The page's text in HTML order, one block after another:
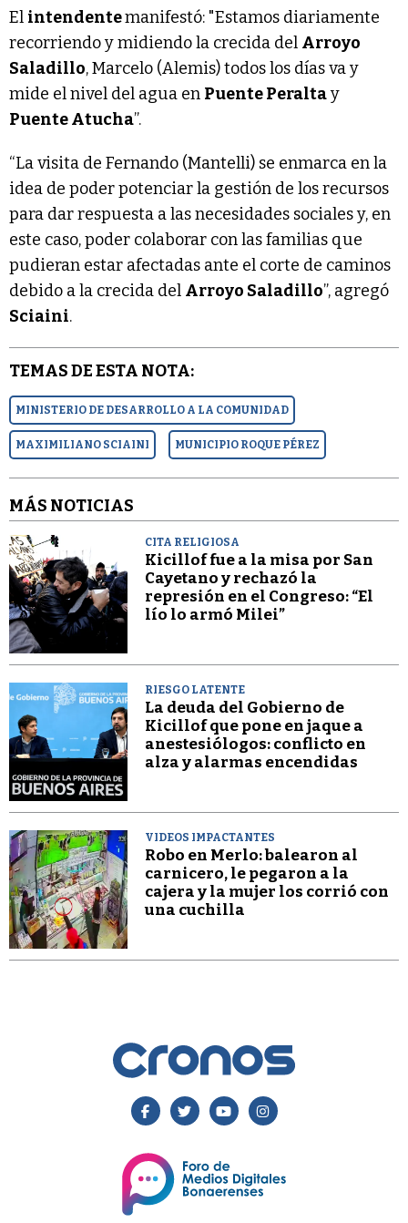
El intendentemanifestó: "Estamos diariamente
recorriendo y midiendo la crecida del Arroyo
Saladillo, Marcelo (Alemis) todos los días va y
mide el nivel del agua en Puente Peraltay
Puente Atucha”.
“La visita de Fernando (Mantelli) se enmarca en la
idea de poder potenciar la gestión de los recursos
para dar respuesta a las necesidades sociales y, en
este caso, poder colaborar con las familias que
pudieran estar afectadas ante el corte de caminos
debido a la crecida del Arroyo Saladillo”, agregó
Sciaini.
TEMAS DE ESTA NOTA:
MINISTERIO DE DESARROLLO A LA COMUNIDAD
MAXIMILIANO SCIAINI MUNICIPIO ROQUE PÉREZ
MÁS NOTICIAS
CITA RELIGIOSA
Kicillof fue a la misa por San
Cayetano y rechazó la
represión en el Congreso: “El
lío lo armó Milei”
RIESGO LATENTE
La deuda del Gobierno de
Kicillof que pone en jaque a
anestesiólogos: conflicto en
alza y alarmas encendidas
VIDEOS IMPACTANTES
Robo en Merlo: balearon al
carnicero, le pegaron a la
cajera y la mujer los corrió con
una cuchilla